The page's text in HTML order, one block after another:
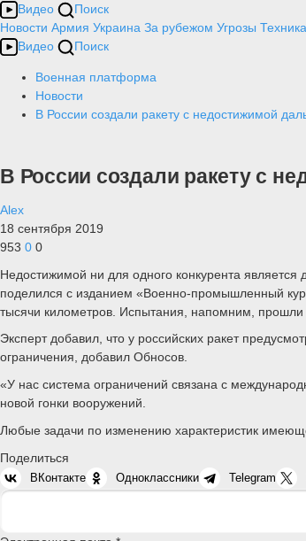
Видео
Поиск
Новости Армия Украина За рубежом Угрозы Техника
Видео
Поиск
Военная платформа
Новости
В России создали ракету с недостижимой
В России создали ракету с
Alex
18 сентября 2019
953 0 0
Недостижимой ни для одного конкурента
поделился с изданием «Военно-промышленный
тысячи километров. Испытания, напомним,
Эксперт добавил, что у российских ракет
ограничения, добавил Обносов.
«У нас система ограничений связана с
новой гонки вооружений.
Любые задачи по изменению характеристик
Поделиться
ВКонтакте Одноклассники Telegram